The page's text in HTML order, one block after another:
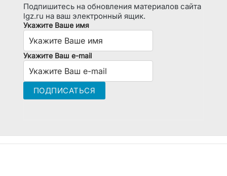
Подпишитесь на обновления материалов сайта
lgz.ru на ваш электронный ящик.
Укажите Ваше имя
Укажите Ваш e-mail